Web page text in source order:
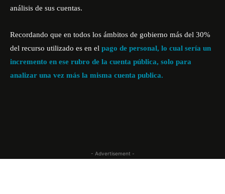
análisis de sus cuentas.
Recordando que en todos los ámbitos de gobierno más del 30%
del recurso utilizado es en el pago de personal, lo cual sería un
incremento en ese rubro de la cuenta pública, solo para
analizar una vez más la misma cuenta publica.
- Advertisement -